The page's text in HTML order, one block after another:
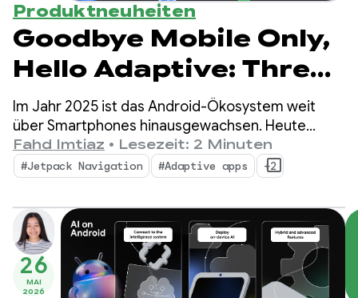
Produktneuheiten
Goodbye Mobile Only,
Hello Adaptive: Three
essential updates
from 2025 for building
adaptive apps
Im Jahr 2025 ist das Android-Ökosystem weit
über Smartphones hinausgewachsen. Heute
haben Entwickler die Möglichkeit, über
500 Millionen aktive Geräte zu erreichen,
darunter faltbare Geräte, Tablets, XR-Geräte,
Chromebooks und kompatible Autos.
Fahd Imtiaz • Lesezeit: 2 Minuten
#Jetpack Navigation #Adaptive apps +2
26
MAI
2026